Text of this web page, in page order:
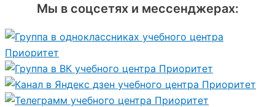
Мы в соцсетях и мессенджерах: